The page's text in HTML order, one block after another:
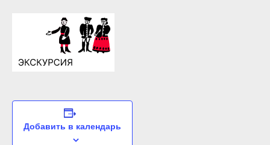
Добавить в календарь